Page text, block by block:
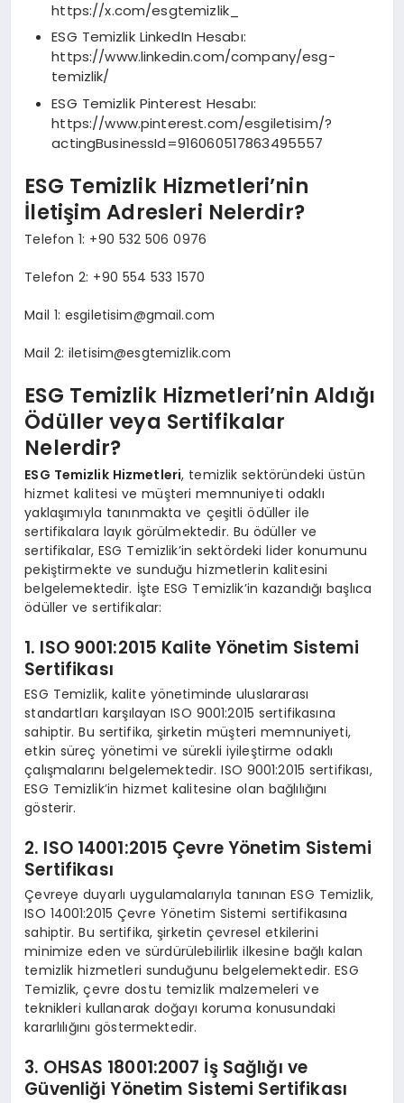
https://x.com/esgtemizlik_
ESG Temizlik LinkedIn Hesabı:
https://www.linkedin.com/company/esg-
temizlik/
ESG Temizlik Pinterest Hesabı:
https://www.pinterest.com/esgiletisim/?
actingBusinessId=916060517863495557
ESG Temizlik Hizmetleri’nin
İletişim Adresleri Nelerdir?
Telefon 1: +90 532 506 0976
Telefon 2: +90 554 533 1570
Mail 1: esgiletisim@gmail.com
Mail 2: iletisim@esgtemizlik.com
ESG Temizlik Hizmetleri’nin Aldığı
Ödüller veya Sertifikalar
Nelerdir?
ESG Temizlik Hizmetleri, temizlik sektöründeki üstün
hizmet kalitesi ve müşteri memnuniyeti odaklı
yaklaşımıyla tanınmakta ve çeşitli ödüller ile
sertifikalara layık görülmektedir. Bu ödüller ve
sertifikalar, ESG Temizlik’in sektördeki lider konumunu
pekiştirmekte ve sunduğu hizmetlerin kalitesini
belgelemektedir. İşte ESG Temizlik’in kazandığı başlıca
ödüller ve sertifikalar:
1. ISO 9001:2015 Kalite Yönetim Sistemi
Sertifikası
ESG Temizlik, kalite yönetiminde uluslararası
standartları karşılayan ISO 9001:2015 sertifikasına
sahiptir. Bu sertifika, şirketin müşteri memnuniyeti,
etkin süreç yönetimi ve sürekli iyileştirme odaklı
çalışmalarını belgelemektedir. ISO 9001:2015 sertifikası,
ESG Temizlik’in hizmet kalitesine olan bağlılığını
gösterir.
2. ISO 14001:2015 Çevre Yönetim Sistemi
Sertifikası
Çevreye duyarlı uygulamalarıyla tanınan ESG Temizlik,
ISO 14001:2015 Çevre Yönetim Sistemi sertifikasına
sahiptir. Bu sertifika, şirketin çevresel etkilerini
minimize eden ve sürdürülebilirlik ilkesine bağlı kalan
temizlik hizmetleri sunduğunu belgelemektedir. ESG
Temizlik, çevre dostu temizlik malzemeleri ve
teknikleri kullanarak doğayı koruma konusundaki
kararlılığını göstermektedir.
3. OHSAS 18001:2007 İş Sağlığı ve
Güvenliği Yönetim Sistemi Sertifikası